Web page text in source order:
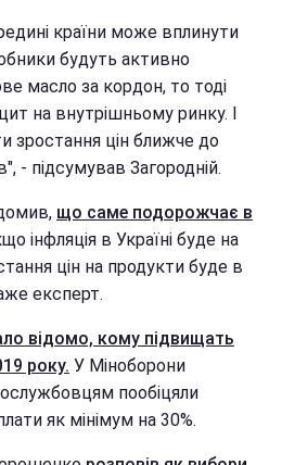
країни може вплинути
будуть активно
масло за кордон, то тоді
на внутрішньому ринку. І
зростання цін ближче до
- підсумував Загородній.
що саме подорожчає в
інфляція в Україні буде на
цін на продукти буде в
експерт.
відомо, кому підвищать
року. У Міноборони
пообіцяли
як мінімум на 30%.